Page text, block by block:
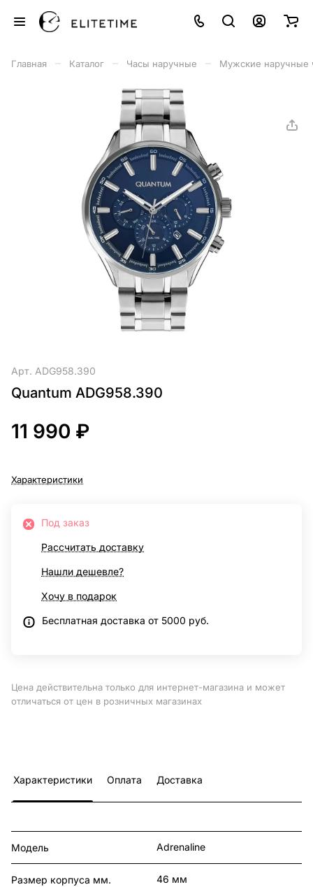
Главная Каталог Часы наручные Мужские наручные
Арт. ADG958.390
Quantum ADG958.390
11 990 ₽
Характеристики
Под заказ
Рассчитать доставку
Нашли дешевле?
Хочу в подарок
Бесплатная доставка от 5000 руб.
Цена действительна только для интернет-магазина и может
отличаться от цен в розничных магазинах
Характеристики Оплата Доставка
Модель Adrenaline
Размер корпуса мм. 46 мм